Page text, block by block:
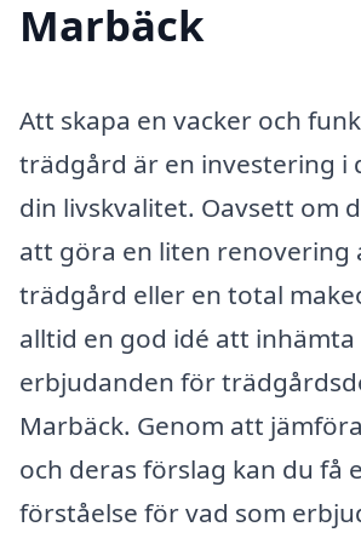
Marbäck
Att skapa en vacker och
trädgård är en investering i
din livskvalitet. Oavsett om
att göra en liten renovering
trädgård eller en total
alltid en god idé att
erbjudanden för
Marbäck. Genom att
och deras förslag kan du få
förståelse för vad som